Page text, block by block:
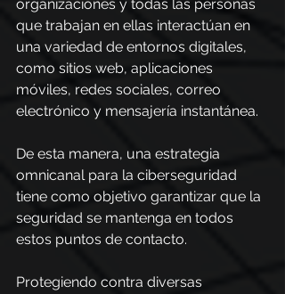
organizaciones y todas las personas
que trabajan en ellas interactúan en
una variedad de entornos digitales,
como sitios web, aplicaciones
móviles, redes sociales, correo
electrónico y mensajería instantánea.
De esta manera, una estrategia
omnicanal para la ciberseguridad
tiene como objetivo garantizar que la
seguridad se mantenga en todos
estos puntos de contacto.
Protegiendo contra diversas